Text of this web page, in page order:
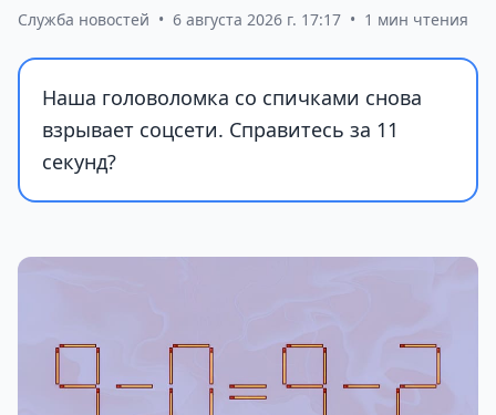
Служба новостей • 6 августа 2026 г. 17:17 • 1 мин чтения
Наша головоломка со спичками снова
взрывает соцсети. Справитесь за 11
секунд?